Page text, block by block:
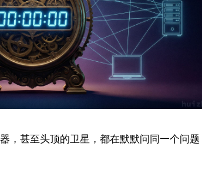
，甚至头顶的卫星，都在默默问同一个问题